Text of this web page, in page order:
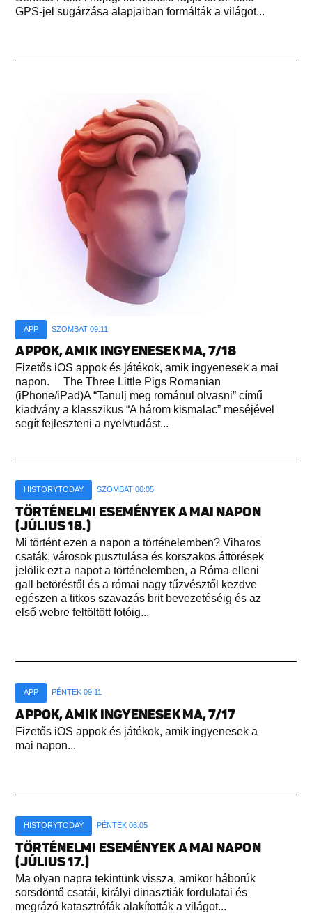
GPS-jel sugárzása alapjaiban formálták a világot...
APP SZOMBAT 09:11
APPOK, AMIK INGYENESEK MA, 7/18
Fizetős iOS appok és játékok, amik ingyenesek a mai
napon. The Three Little Pigs Romanian
(iPhone/iPad)A “Tanulj meg románul olvasni” című
kiadvány a klasszikus “A három kismalac” meséjével
segít fejleszteni a nyelvtudást...
HISTORYTODAY SZOMBAT 06:05
TÖRTÉNELMI ESEMÉNYEK A MAI NAPON
(JÚLIUS 18.)
Mi történt ezen a napon a történelemben? Viharos
csaták, városok pusztulása és korszakos áttörések
jelölik ezt a napot a történelemben, a Róma elleni
gall betöréstől és a római nagy tűzvésztől kezdve
egészen a titkos szavazás brit bevezetéséig és az
első webre feltöltött fotóig...
APP PÉNTEK 09:11
APPOK, AMIK INGYENESEK MA, 7/17
Fizetős iOS appok és játékok, amik ingyenesek a
mai napon...
HISTORYTODAY PÉNTEK 06:05
TÖRTÉNELMI ESEMÉNYEK A MAI NAPON
(JÚLIUS 17.)
Ma olyan napra tekintünk vissza, amikor háborúk
sorsdöntő csatái, királyi dinasztiák fordulatai és
megrázó katasztrófák alakították a világot...